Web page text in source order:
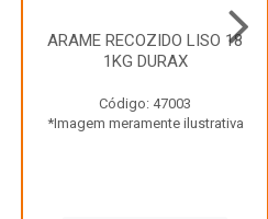
ARAME RECOZIDO LISO 18
1KG DURAX
Código: 47003
*Imagem meramente ilustrativa